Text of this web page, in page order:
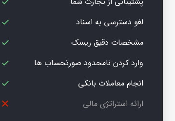
لغو دسترسی به اسناد
مشخصات دقیق ریسک
وارد کردن نامحدود صورتحساب ها
انجام معاملات بانکی
ارائه استراتژی مالی